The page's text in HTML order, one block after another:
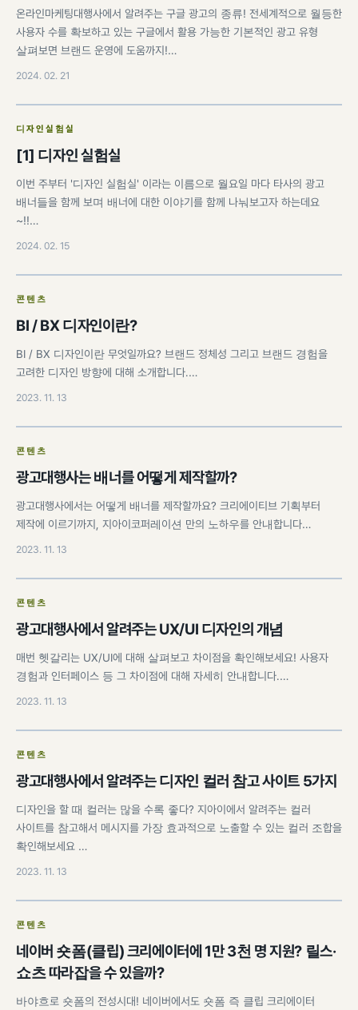
온라인마케팅대행사에서 알려주는 구글 광고의 종류! 전세계적으로 월등한
사용자 수를 확보하고 있는 구글에서 활용 가능한 기본적인 광고 유형
살펴보면 브랜드 운영에 도움까지!…
2024. 02. 21
디자인실험실
[1] 디자인 실험실
이번 주부터 '디자인 실험실' 이라는 이름으로 월요일 마다 타사의 광고
배너들을 함께 보며 배너에 대한 이야기를 함께 나눠보고자 하는데요
~!!…
2024. 02. 15
콘텐츠
BI / BX 디자인이란?
BI / BX 디자인이란 무엇일까요? 브랜드 정체성 그리고 브랜드 경험을
고려한 디자인 방향에 대해 소개합니다.…
2023. 11. 13
콘텐츠
광고대행사는 배너를 어떻게 제작할까?
광고대행사에서는 어떻게 배너를 제작할까요? 크리에이티브 기획부터
제작에 이르기까지, 지아이코퍼레이션 만의 노하우를 안내합니다…
2023. 11. 13
콘텐츠
광고대행사에서 알려주는 UX/UI 디자인의 개념
매번 헷갈리는 UX/UI에 대해 살펴보고 차이점을 확인해보세요! 사용자
경험과 인터페이스 등 그 차이점에 대해 자세히 안내합니다.…
2023. 11. 13
콘텐츠
광고대행사에서 알려주는 디자인 컬러 참고 사이트 5가지
디자인을 할 때 컬러는 많을 수록 좋다? 지아이에서 알려주는 컬러
사이트를 참고해서 메시지를 가장 효과적으로 노출할 수 있는 컬러 조합을
확인해보세요 …
2023. 11. 13
콘텐츠
네이버 숏폼(클립) 크리에이터에 1만 3천 명 지원? 릴스·
쇼츠 따라잡을 수 있을까?
바야흐로 숏폼의 전성시대! 네이버에서도 숏폼 즉 클립 크리에이터